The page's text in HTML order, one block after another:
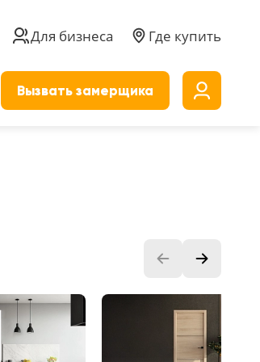
Вызвать замерщика
Для бизнеса Где купить
до